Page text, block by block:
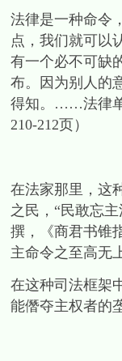
法律是一种命令
点，我们就可以
有一个必不可缺
布。因为别人的
得知。……法律单
210-212页）
在法家那里，这
之民，“民敢忘
撰，《商君书锥
主命令之至高无
在这种司法框架
能僭夺主权者的